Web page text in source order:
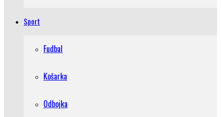
Sport
Fudbal
Košarka
Odbojka